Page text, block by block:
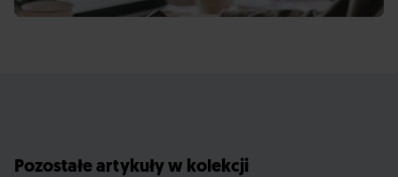
Pozostałe artykuły w kolekcji